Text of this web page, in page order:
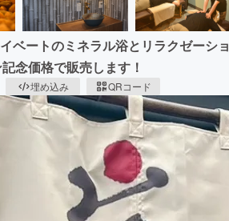
ベートのミネラル浴とリラクゼーショ
念価格で販売します！
埋め込み QRコード